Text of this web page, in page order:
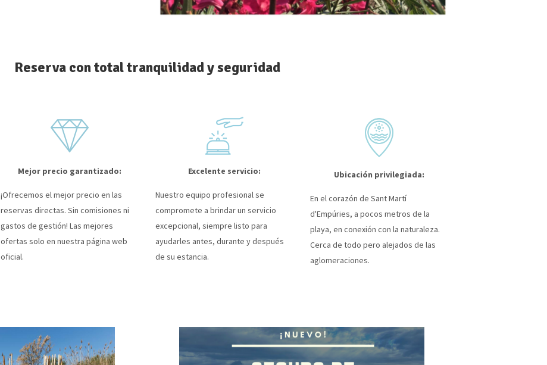
Reserva con total tranquilidad y seguridad
Mejor precio garantizado:
¡Ofrecemos el mejor precio en las
reservas directas. Sin comisiones ni
gastos de gestión! Las mejores
ofertas solo en nuestra página web
oficial.
Excelente servicio:
Nuestro equipo profesional se
compromete a brindar un servicio
excepcional, siempre listo para
ayudarles antes, durante y después
de su estancia.
Ubicación privilegiada:
En el corazón de Sant Martí
d'Empúries, a pocos metros de la
playa, en conexión con la naturaleza.
Cerca de todo pero alejados de las
aglomeraciones.